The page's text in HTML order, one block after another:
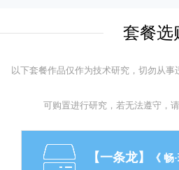
套餐选
以下套餐作品仅作为技术研究，切勿从
可购置进行研究，若无法遵守，
【一条龙】 《